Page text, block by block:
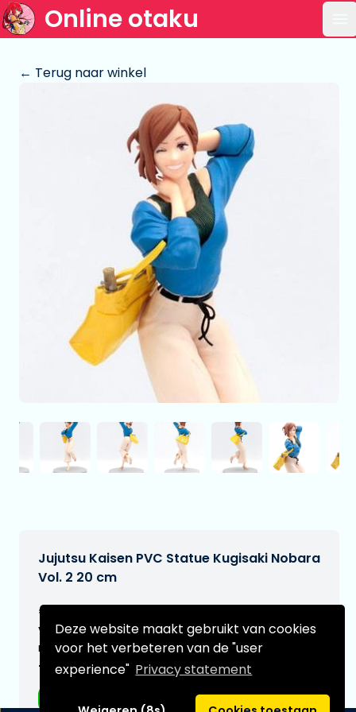
Deze website maakt gebruikt van cookies
voor het verbeteren van de "user
experience" Privacy statement
Online otaku
← Terug naar winkel
Jujutsu Kaisen PVC Statue Kugisaki Nobara
Vol. 2 20 cm
€29,95
Verwachtte leverdatum:
n.v.t.
Type: